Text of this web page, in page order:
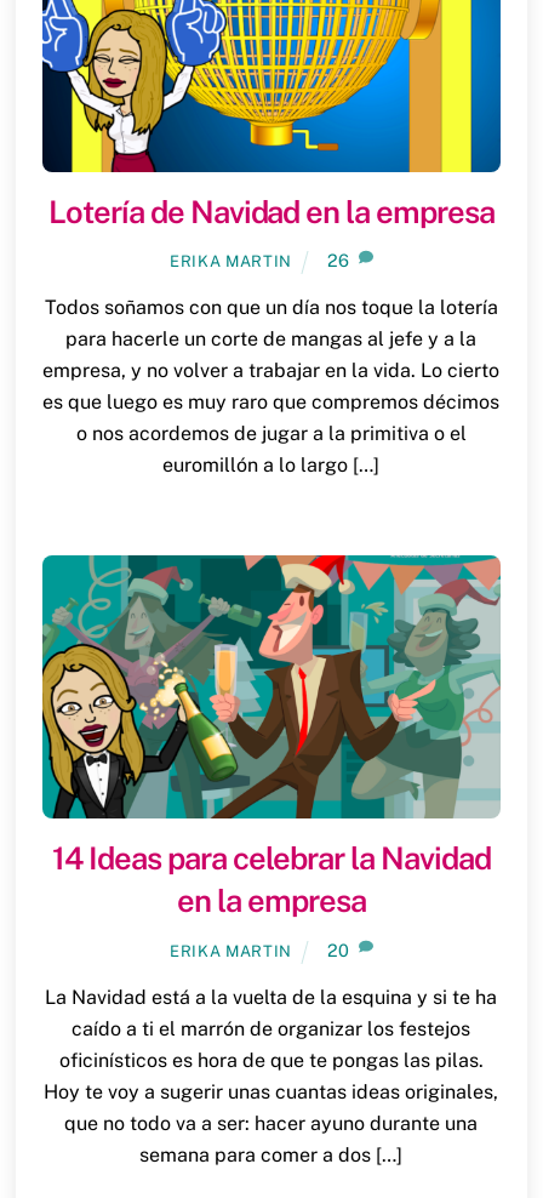
Lotería de Navidad en la empresa
ERIKA MARTIN 26
Todos soñamos con que un día nos toque la lotería
para hacerle un corte de mangas al jefe y a la
empresa, y no volver a trabajar en la vida. Lo cierto
es que luego es muy raro que compremos décimos
o nos acordemos de jugar a la primitiva o el
euromillón a lo largo […]
14 Ideas para celebrar la Navidad
en la empresa
ERIKA MARTIN 20
La Navidad está a la vuelta de la esquina y si te ha
caído a ti el marrón de organizar los festejos
oficinísticos es hora de que te pongas las pilas.
Hoy te voy a sugerir unas cuantas ideas originales,
que no todo va a ser: hacer ayuno durante una
semana para comer a dos […]